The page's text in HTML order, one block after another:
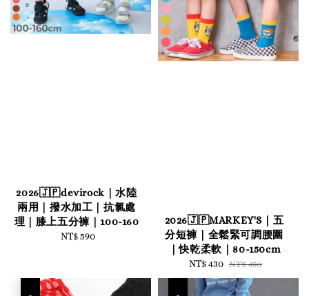
2026🇯🇵devirock｜水陸
兩用｜撥水加工｜抗氯處
理｜膝上五分褲｜100-160
Regular
NT$ 590
2026🇯🇵MARKEY'S｜五
分短褲｜全鬆緊可調腰圍
｜快乾柔軟｜80-150cm
Sale
price
NT$ 430 Regular
price
NT$ 450